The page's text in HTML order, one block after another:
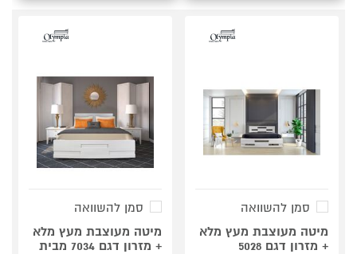
סמן להשוואה
מיטה מעוצבת מעץ מלא
+ מזרון דגם 5028
סמן להשוואה
מיטה מעוצבת מעץ מלא
+ מזרון דגם 7034 מבית